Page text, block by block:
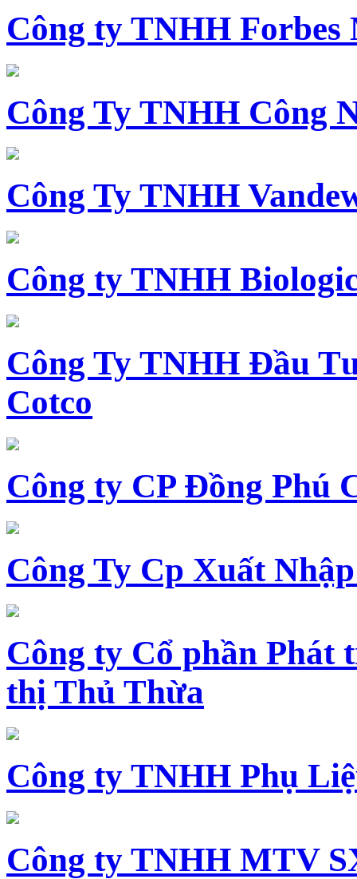
Công ty TNHH
Công Ty TNHH Công
Công Ty TNHH
Công ty TNHH
Công Ty TNHH Đầu
Cotco
Công ty CP Đồng Phú
Công Ty Cp Xuất
Công ty Cổ phần Phát
thị Thủ Thừa
Công ty TNHH Phụ
Công ty TNHH MTV